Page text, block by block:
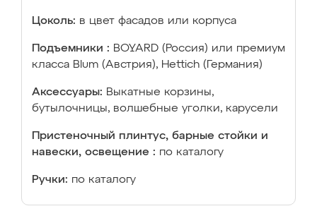
Цоколь: в цвет фасадов или корпуса
Подъемники : BOYARD (Россия) или премиум
класса Blum (Австрия), Hettich (Германия)
Аксессуары: Выкатные корзины,
бутылочницы, волшебные уголки, карусели
Пристеночный плинтус, барные стойки и
навески, освещение : по каталогу
Ручки: по каталогу